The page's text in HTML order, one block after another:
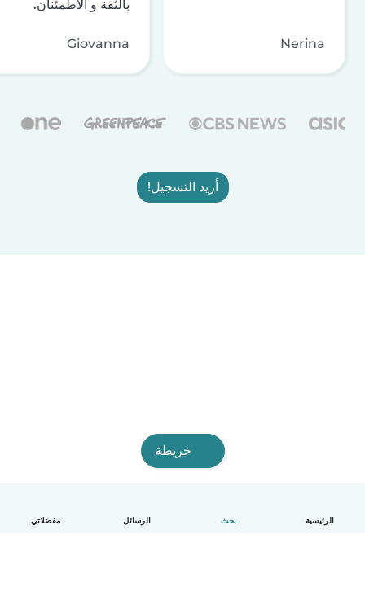
الرئيسية بحث الرسائل مفضلاتي
Nerina
بالثقة و الاطمئنان.
Giovanna
أريد التسجيل!
خريطة